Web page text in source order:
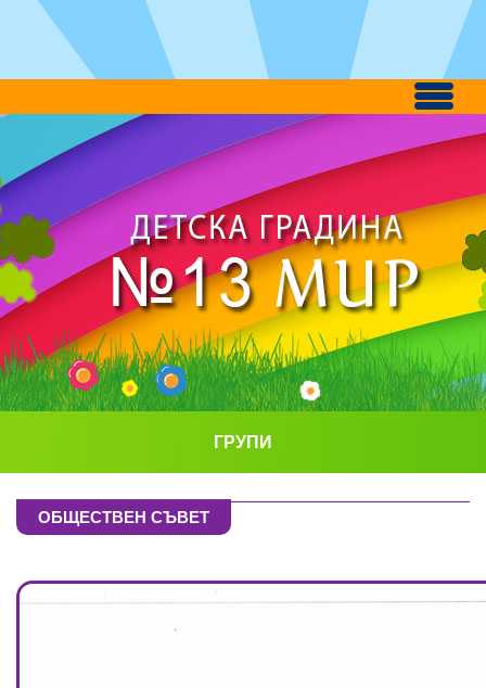
ГРУПИ
ОБЩЕСТВЕН СЪВЕТ